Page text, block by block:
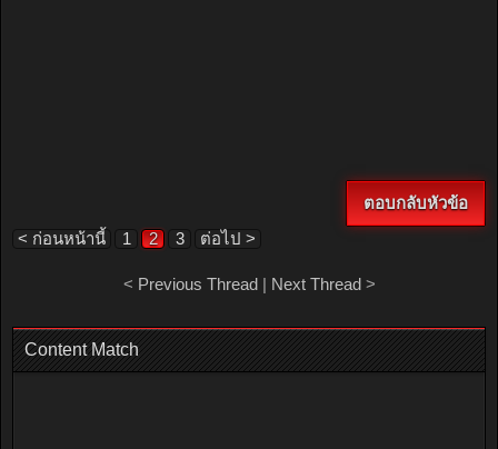
ตอบกลับหัวข้อ
< ก่อนหน้านี้
1 2 3 ต่อไป >
< Previous Thread| Next Thread>
Content Match